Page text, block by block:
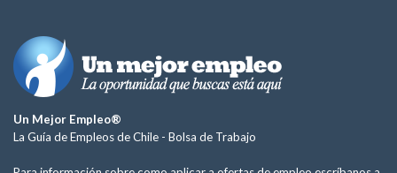
Un Mejor Empleo®
La Guía de Empleos de Chile - Bolsa de Trabajo